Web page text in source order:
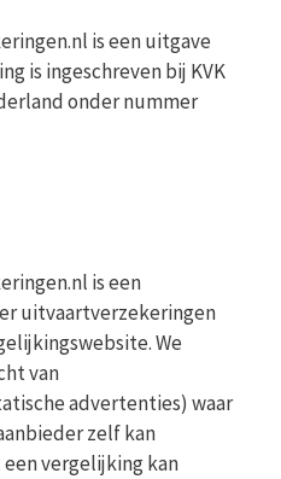
is een uitgave
is ingeschreven bij KVK
onder nummer
is een
uitvaartverzekeringen
We
van
advertenties) waar
zelf kan
vergelijking kan